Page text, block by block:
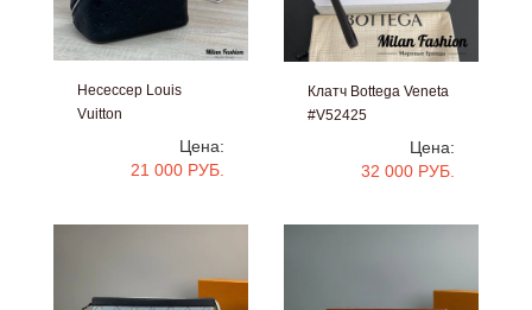
Несессер Louis
Vuitton
Цена:
21 000 РУБ.
Клатч Bottega Veneta
#V52425
Цена:
32 000 РУБ.